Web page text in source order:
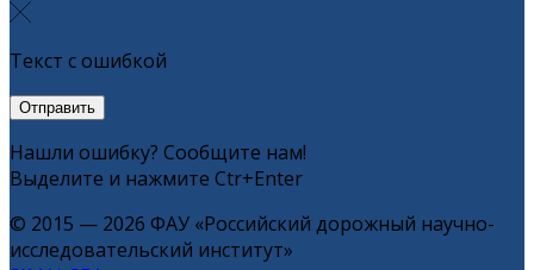
Текст с ошибкой
Нашли ошибку? Сообщите нам!
Выделите и нажмите Ctr+Enter
© 2015 — 2026 ФАУ «Российский дорожный научно-
исследовательский институт»